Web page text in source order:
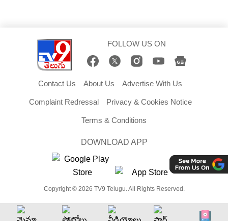
FOLLOW US ON
Contact Us About Us Advertise With Us
Complaint Redressal Privacy & Cookies Notice
Terms & Conditions
DOWNLOAD APP
Copyright © 2026 TV9 Telugu. All Rights Reserved.